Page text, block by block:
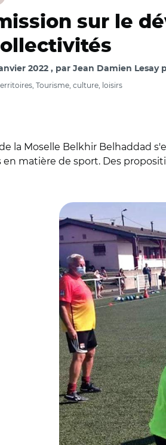
sur le
2022 par Jean Damien Lesay
Tourisme, culture, loisirs
la Moselle Belkhir Belhaddad
en matière de sport. Des